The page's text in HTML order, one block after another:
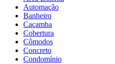
Automação
Banheiro
Caçamba
Cobertura
Cômodos
Concreto
Condomínio